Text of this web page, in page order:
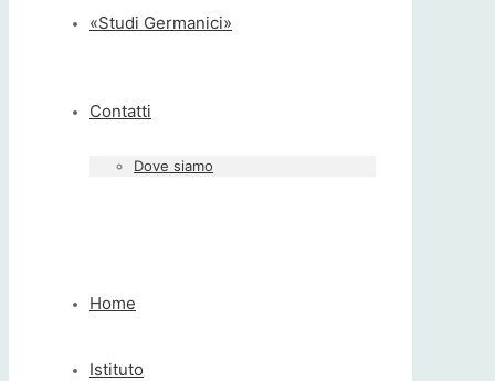
«Studi Germanici»
Contatti
Dove siamo
Home
Istituto